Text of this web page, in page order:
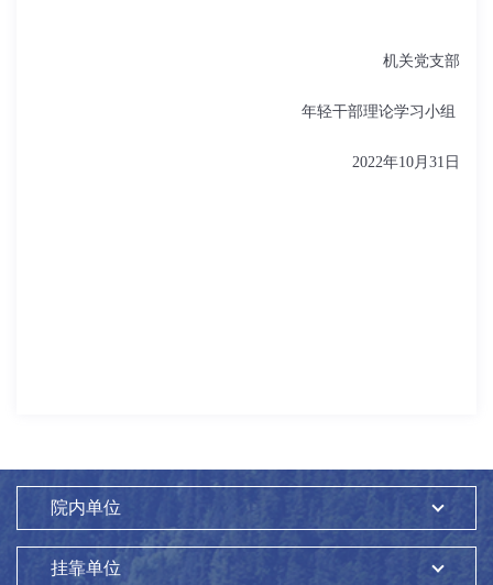
机关党支部
年轻干部理论学习小组
2022年10月31日
院内单位
挂靠单位